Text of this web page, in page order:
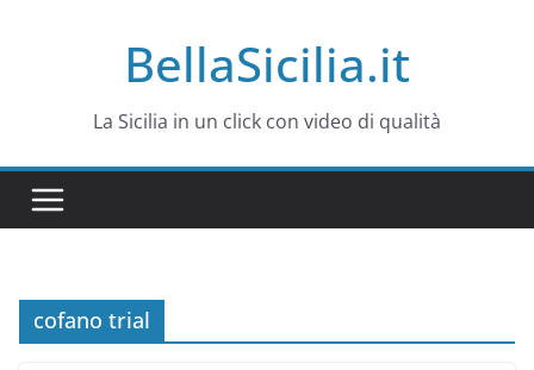
BellaSicilia.it
La Sicilia in un click con video di qualità
cofano trial